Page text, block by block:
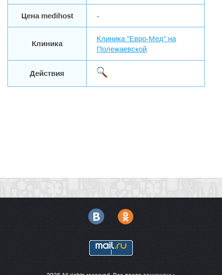
Цена medihost -
Клиника
Клиника "Евро-Мед" на
Полежаевской
Действия